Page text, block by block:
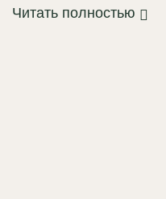
Читать полностью